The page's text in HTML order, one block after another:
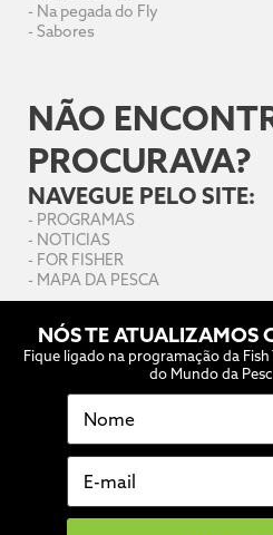
- Na pegada do Fly
- Sabores
NÃO
PROCURAVA?
NAVEGUE PELO SITE:
- PROGRAMAS
- NOTICIAS
- FOR FISHER
- MAPA DA PESCA
NÓS TE ATUALIZAMOS
Fique ligado na programação da
do Mundo da
Nome
E-mail